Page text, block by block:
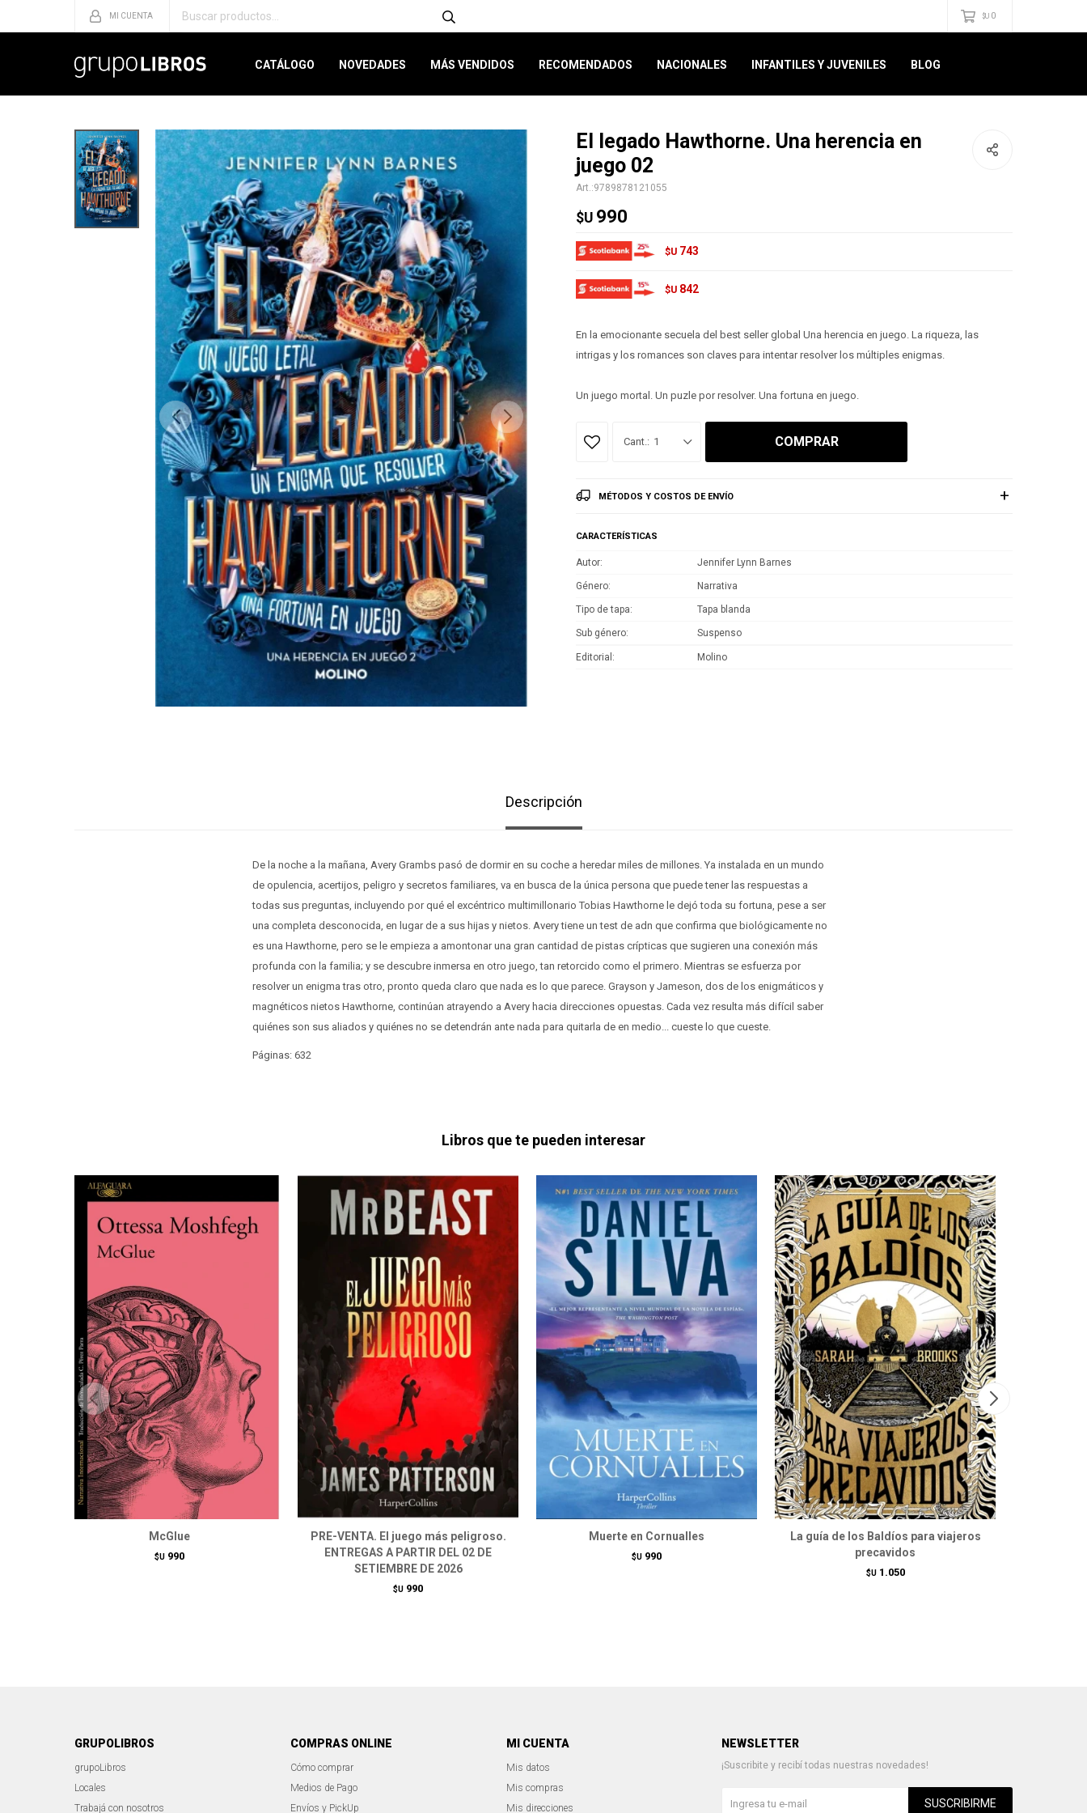
CATÁLOGO NOVEDADES MÁS VENDIDOS RECOMENDADOS NACIONALES INFANTILES Y JUVENILES BLOG
$U 0
El legado Hawthorne. Una herencia en
juego 02
9789878121055
$U 990
$U 743
$U 842
En la emocionante secuela del best seller global Una herencia en juego. La riqueza, las
intrigas y los romances son claves para intentar resolver los múltiples enigmas.
Un juego mortal. Un puzle por resolver. Una fortuna en juego.
1 COMPRAR
MÉTODOS Y COSTOS DE ENVÍO
CARACTERÍSTICAS
Autor Jennifer Lynn Barnes
Género Narrativa
Tipo de tapa Tapa blanda
Sub género Suspenso
Editorial Molino
Descripción
De la noche a la mañana, Avery Grambs pasó de dormir en su coche a heredar miles de millones. Ya instalada en un mundo
de opulencia, acertijos, peligro y secretos familiares, va en busca de la única persona que puede tener las respuestas a
todas sus preguntas, incluyendo por qué el excéntrico multimillonario Tobias Hawthorne le dejó toda su fortuna, pese a ser
una completa desconocida, en lugar de a sus hijas y nietos. Avery tiene un test de adn que confirma que biológicamente no
es una Hawthorne, pero se le empieza a amontonar una gran cantidad de pistas crípticas que sugieren una conexión más
profunda con la familia; y se descubre inmersa en otro juego, tan retorcido como el primero. Mientras se esfuerza por
resolver un enigma tras otro, pronto queda claro que nada es lo que parece. Grayson y Jameson, dos de los enigmáticos y
magnéticos nietos Hawthorne, continúan atrayendo a Avery hacia direcciones opuestas. Cada vez resulta más difícil saber
quiénes son sus aliados y quiénes no se detendrán ante nada para quitarla de en medio... cueste lo que cueste.
Páginas: 632
Libros que te pueden interesar
McGlue
$U 990
PRE-VENTA. El juego más peligroso.
ENTREGAS A PARTIR DEL 02 DE
SETIEMBRE DE 2026
$U 990
Muerte en Cornualles
$U 990
La guía de los Baldíos para viajeros
precavidos
$U 1.050
GRUPOLIBROS
grupoLibros
Locales
Trabajá con nosotros
COMPRAS ONLINE
Cómo comprar
Medios de Pago
Envíos y PickUp
MI CUENTA
Mis datos
Mis compras
Mis direcciones
NEWSLETTER
¡Suscribite y recibí todas nuestras novedades!
SUSCRIBIRME